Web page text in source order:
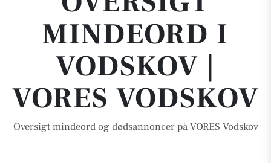
MINDEORD I
VODSKOV |
VORES VODSKOV
Oversigt mindeord og dødsannoncer på VORES Vodskov